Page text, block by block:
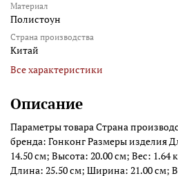
Материал
Полистоун
Страна производства
Китай
Все характеристики
Описание
Параметры товара Страна
бренда: Гонконг Размеры изделия
14.50 см; Высота: 20.00 см; Вес: 1.64
Длина: 25.50 см; Ширина: 21.00 см;